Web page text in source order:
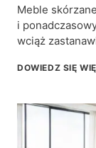
Meble
i
wciąż
DOWIEDZ SIĘ